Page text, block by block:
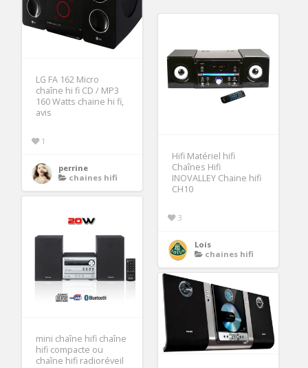
LG FA 162 Micro
chaîne hi fi CD / MP3
160 Watts chaine hi fi,
avis
1
perrine
chaines hifi
Hifi Matériel hifi
Chaînes Hifi
INOVALLEY Chaine hifi
CH10
3
Lois
chaines hifi
mini chaîne hifi chaîne
hifi compacte ou
chaîne hifi radioréveil